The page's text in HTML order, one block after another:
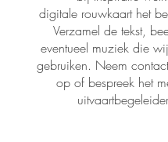
digitale rouwkaart het
Verzamel de tekst,
eventueel muziek die
gebruiken. Neem
op of bespreek het